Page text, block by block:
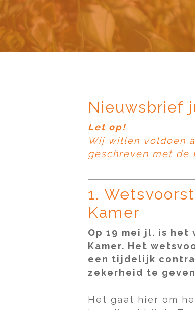
Nieuwsbrief
Let op!
Wij willen voldoen
geschreven met de
1.
Kamer
Op 19 mei jl. is
Kamer. Het
een tijdelijk
zekerheid te
Het gaat hier om